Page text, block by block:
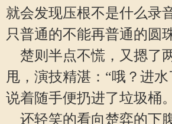
就会发现压根不是什么录
只普通的不能再普通的圆
楚则半点不慌，又摁了
甩，演技精湛：“哦？进水
说着随手便扔进了垃圾桶。
还轻笑的看向楚弈的下腹